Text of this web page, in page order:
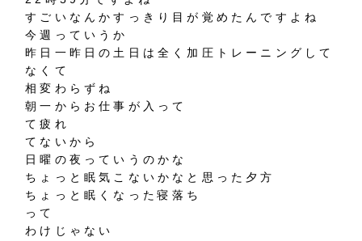
すごいなんかすっきり目が覚めたんですよね
今週っていうか
昨日一昨日の土日は全く加圧トレーニングして
なくて
相変わらずね
朝一からお仕事が入って
て疲れ
てないから
日曜の夜っていうのかな
ちょっと眠気こないかなと思った夕方
ちょっと眠くなった寝落ち
って
わけじゃない